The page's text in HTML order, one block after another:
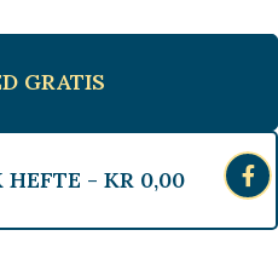
GRATIS
HEFTE - KR0,00